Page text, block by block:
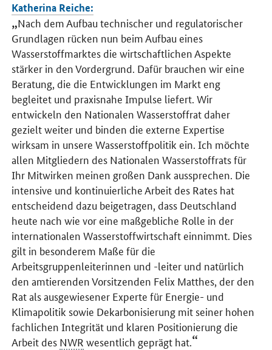
Katherina Reiche:
Nach dem Aufbau technischer und regulatorischer
Grundlagen rücken nun beim Aufbau eines
Wasserstoffmarktes die wirtschaftlichen Aspekte
stärker in den Vordergrund. Dafür brauchen wir eine
Beratung, die die Entwicklungen im Markt eng
begleitet und praxisnahe Impulse liefert. Wir
entwickeln den Nationalen Wasserstoffrat daher
gezielt weiter und binden die externe Expertise
wirksam in unsere Wasserstoffpolitik ein. Ich möchte
allen Mitgliedern des Nationalen Wasserstoffrats für
Ihr Mitwirken meinen großen Dank aussprechen. Die
intensive und kontinuierliche Arbeit des Rates hat
entscheidend dazu beigetragen, dass Deutschland
heute nach wie vor eine maßgebliche Rolle in der
internationalen Wasserstoffwirtschaft einnimmt. Dies
gilt in besonderem Maße für die
Arbeitsgruppenleiterinnen und -leiter und natürlich
den amtierenden Vorsitzenden Felix Matthes, der den
Rat als ausgewiesener Experte für Energie- und
Klimapolitik sowie Dekarbonisierung mit seiner hohen
fachlichen Integrität und klaren Positionierung die
Arbeit des NWR wesentlich geprägt hat.